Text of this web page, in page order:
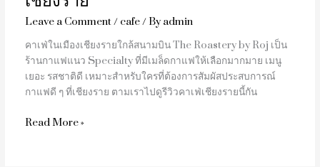
Leave a Comment/ cafe/ Byadmin
คาเฟ่ในเมืองเชียงรายใกล้สนามบิน The Roastery by Roj เป็น
ร้านกาแฟแนว Specialty ที่มีเมล็ดกาแฟให้เลือกมากมาย เมนู
เยอะ รสชาติดี เหมาะสำหรับใครที่ต้องการสัมผัสประสบการณ์
กาแฟดี ๆ ที่เชียงราย ตามเราไปดูรีวิวคาเฟ่เชียงรายนี้กัน
Read More »